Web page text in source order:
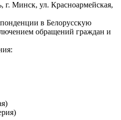
г. Минск, ул. Красноармейская,
в Белорусскую
обращений граждан и